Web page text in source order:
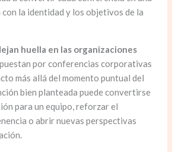
la identidad y los objetivos de la
huella en las organizaciones
por conferencias corporativas
más allá del momento puntual del
bien planteada puede convertirse
para un equipo, reforzar el
o abrir nuevas perspectivas